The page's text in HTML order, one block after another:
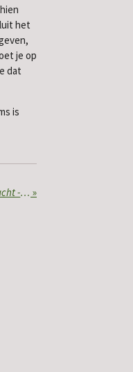
het
je op
dat
is
Versterk je discipline (9): De magische drie-eenheid Discipline - Wilskracht - Doorzettingsvermogen »